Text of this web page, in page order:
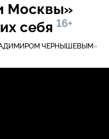
Москвы»
себя 16+
ЧЕРНЫШЕВЫМ»